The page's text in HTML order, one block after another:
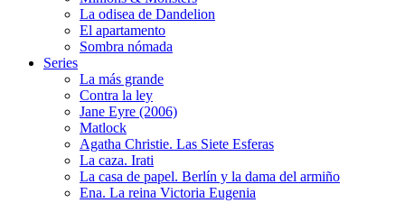
La odisea de Dandelion
El apartamento
Sombra nómada
Series
La más grande
Contra la ley
Jane Eyre (2006)
Matlock
Agatha Christie. Las Siete Esferas
La caza. Irati
La casa de papel. Berlín y la dama del armiño
Ena. La reina Victoria Eugenia